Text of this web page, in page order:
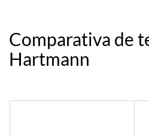
Comparativa de
Hartmann